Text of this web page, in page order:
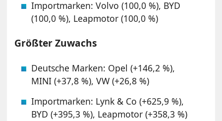
Importmarken: Volvo (100,0 %), BYD
(100,0 %), Leapmotor (100,0 %)
Größter Zuwachs
Deutsche Marken: Opel (+146,2 %),
MINI (+37,8 %), VW (+26,8 %)
Importmarken: Lynk & Co (+625,9 %),
BYD (+395,3 %), Leapmotor (+358,3 %)